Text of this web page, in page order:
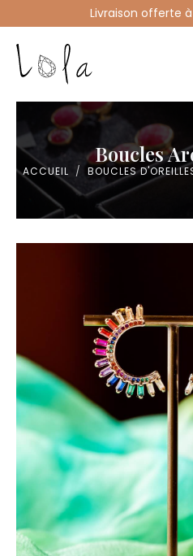
Livraison offerte
Boucles
ACCUEIL BOUCLES